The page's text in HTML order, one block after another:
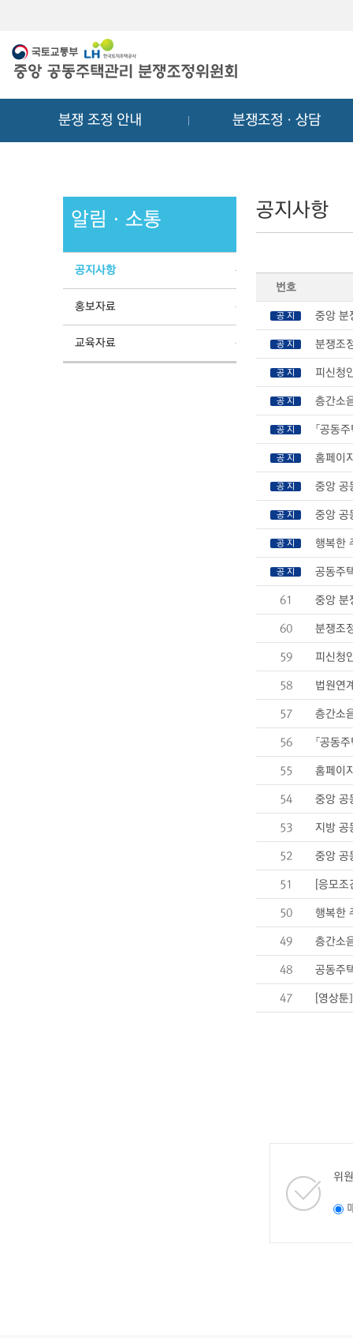
분쟁 조정 안내 분쟁조정ㆍ상담
알림ㆍ소통
공지사항
홍보자료
교육자료
공지사항
번호
공 지 중앙 분
공 지 분쟁조
공 지 피신청
공 지 층간소
공 지 「공동
공 지 홈페이
공 지 중앙 공
공 지 중앙 공
공 지 행복한
공 지 공동주
61 중앙 분
60 분쟁조
59 피신청
58 법원연
57 층간소
56 「공동
55 홈페이
54 중앙 공
53 지방 공
52 중앙 공
51 [응모
50 행복한
49 층간소
48 공동주
47 [영상
위